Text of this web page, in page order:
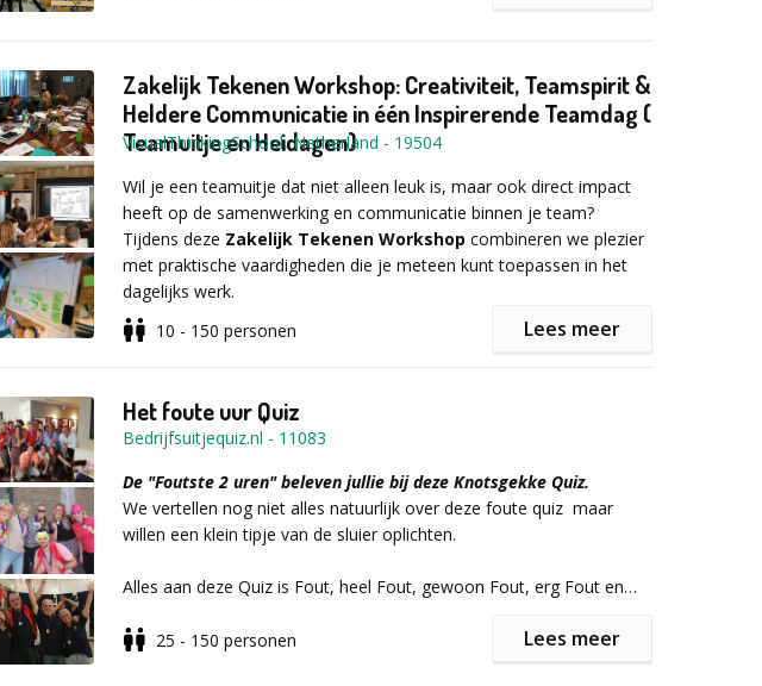
kaartjes. En mocht je liever jurylid willen zijn om te zien of alles
eerlijk verloopt, dan mag jij natuurlijk de host zijn, inclusief
glitterjasje!
Denk jij dat jij dit makkelijk kan winnen? Think again! Elke 20 minuten
komen wij met een unieke uitdaging die het spel volledig op zijn kop
zet: wissel van team, scoor dubbele punten, bedenk zelf kaarten en
nog veel meer. Deze activiteit staat garant voor plezier, strijdlust en
een gezonde dosis humor!
beleven.
Zakelijk Tekenen Workshop: Creativiteit, Teamspirit &
Heldere Communicatie in één Inspirerende Teamdag (
Teamuitje en Heidagen)
VisualThinkingSchool, Netherland - 19504
Wil je een teamuitje dat niet alleen leuk is, maar ook direct impact
heeft op de samenwerking en communicatie binnen je team?
Tijdens deze Zakelijk Tekenen Workshop combineren we plezier
met praktische vaardigheden die je meteen kunt toepassen in het
dagelijks werk.
leert je team hoe je ideeën, processen en strategieën visueel kunt
maken met simpele tekeningen. Dit zorgt voor meer duidelijkheid,
betere samenwerking én vaak verrassend veel gelach.
Wat kun je verwachten?
creativiteit
10 - 150 personen Lees meer
Het foute uur Quiz
Bedrijfsuitjequiz.nl - 11083
De "Foutste 2 uren" beleven jullie bij deze Knotsgekke Quiz.
We vertellen nog niet alles natuurlijk over deze foute quiz maar
willen een klein tipje van de sluier oplichten.
Alles aan deze Quiz is Fout, heel Fout, gewoon Fout, erg Fout en
luisteraars van Het Foute uur allemaal kunnen meezingen natuurlijk.
25 - 150 personen Lees meer